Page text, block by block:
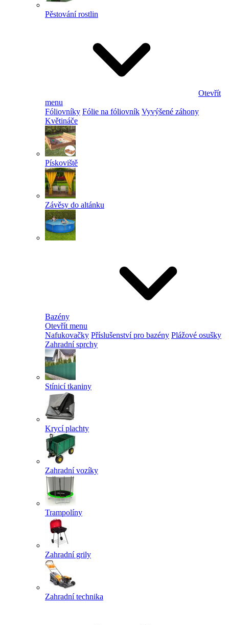
Pěstování rostlin
Otevřít
menu
Fóliovníky Fólie na fóliovník Vyvýšené záhony
Květináče
Pískoviště
Závěsy do altánku
Bazény
Otevřít menu
Nafukovačky Příslušenství pro bazény Plážové osušky
Zahradní sprchy
Stínicí tkaniny
Krycí plachty
Zahradní vozíky
Trampolíny
Zahradní grily
Zahradní technika